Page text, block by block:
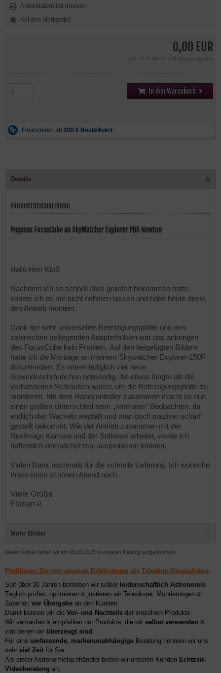
0,00 EUR
inkl. 19 % MwSt. zzgl. Versandkosten
In den Warenkorb
Artikeldatenblatt drucken
Details
PRODUKTBESCHREIBUNG
Pegasus FocusCube an SkyWatcher Explorer PDS Newton
Hallo Herr Kloß
Nachdem ich so schnell alles geliefert bekommen hatte,
konnte ich es mir nicht nehmen lassen und habe heute direkt
den Antrieb montiert.
Dank der sehr universellen Befestigungsplatte und den
zahlreichen beiliegenden Adapterhülsen war das anbringen
des FocusCube kein Problem. Auf den beigefügten Bildern
habe ich die Montage an meinem Skywatcher Explorer-150P
dokumentiert. Es waren lediglich vier neue
Gewindeschräubchen notwendig, die etwas länger als die
vorhandenen Schrauben waren, um die Befestigungsplatte zu
montieren. Mit dem Handcontroller zusammen macht es nun
einen großen Unterschied beim „normalen“ Beobachten, da
endlich das Wackeln wegfällt und man doch präziser scharf
gestellt bekommt. Wie der Antrieb zusammen mit der
NexImage Kamera und der Software arbeitet, werde ich
hoffentlich demnächst mal ausprobieren können.
Vielen Dank nochmals für die schnelle Lieferung. Ich wünsche
Ihnen einen schönen Abend noch.
Viele Grüße
Florian R.
Mehr Bilder
Diesen Artikel haben wir am 26.10.2025 in unseren Katalog aufgenommen.
Profitieren Sie von unseren Erfahrungen als Teleskop-Spezialisten:
Seit über 30 Jahren betreiben wir selber leidenschaftlich Astronomie
Täglich prüfen, optimieren & justieren wir Teleskope, Montierungen &
Zubehör, vor Übergabe an den Kunden
Damit kennen wir die Vor- und Nachteile der einzelnen Produkte
Wir verkaufen & empfehlen nur Produkte, die wir selbst verwenden &
von denen wir überzeugt sind
Für eine umfassende, markenunabhängige Beratung nehmen wir uns
sehr viel Zeit für Sie
Als erster Astronomiefachhändler bieten wir unseren Kunden Echtzeit-
Videoberatung an,